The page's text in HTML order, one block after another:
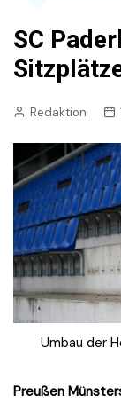
SC
Redaktion
Umbau der
Preußen